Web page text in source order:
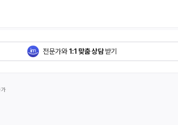
전문가와1:1 맞춤 상담받기
가